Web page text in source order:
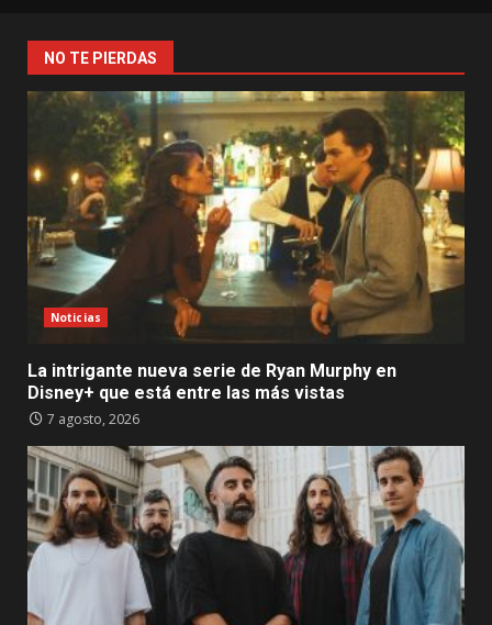
NO TE PIERDAS
Noticias
La intrigante nueva serie de Ryan Murphy en
Disney+ que está entre las más vistas
7 agosto, 2026